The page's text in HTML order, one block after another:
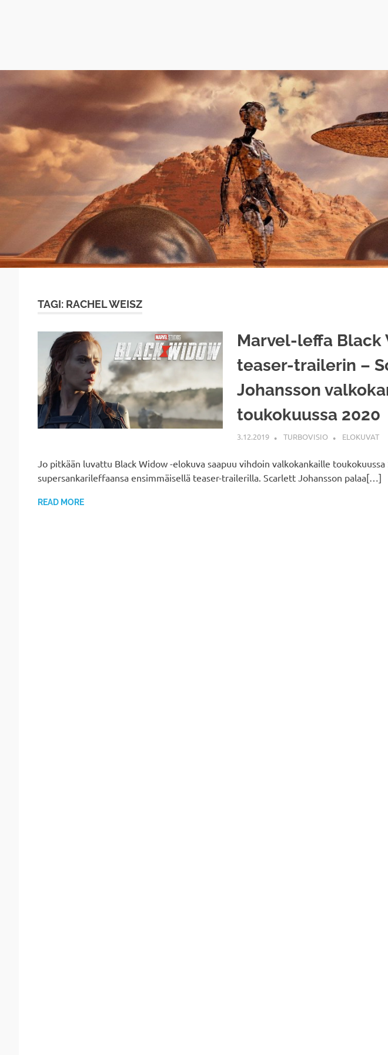
TAGI: RACHEL WEISZ
Marvel-leffa Black
teaser-trailerin –
Johansson
toukokuussa 2020
3.12.2019 TURBOVISIO ELOKUVAT
Jo pitkään luvattu Black Widow -elokuva saapuu vihdoin valkokankaille
supersankarileffaansa ensimmäisellä teaser-trailerilla. Scarlett Johansson palaa[…]
READ MORE